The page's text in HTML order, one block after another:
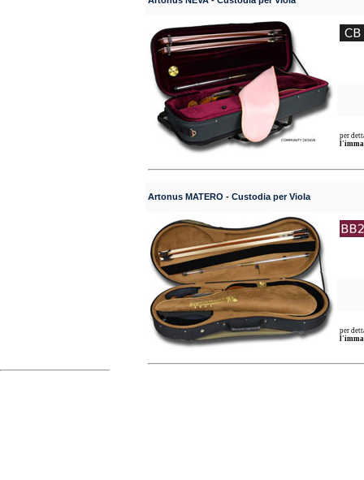
per
Artonus MATERO - Custodia per Viola
per